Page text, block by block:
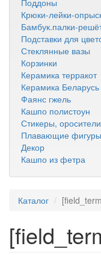
Поддоны
Крюки-лейки-
Бамбук.палки-
Подставки для
Стеклянные вазы
Корзинки
Керамика терракот
Керамика Беларусь
Фаянс гжель
Кашпо полистоун
Стикеры,
Плавающие фигуры
Декор
Кашпо из фетра
Каталог